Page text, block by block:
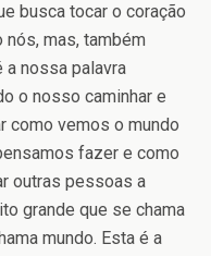
busca tocar o coração
mas, também
a nossa palavra
o nosso caminhar e
como vemos o mundo
fazer e como
outras pessoas a
grande que se chama
mundo. Esta é a